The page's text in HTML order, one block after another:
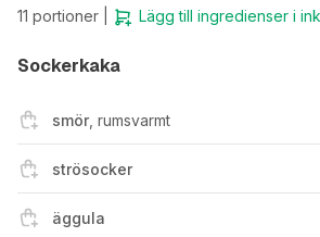
11 portioner | Lägg till ingredienser i
Sockerkaka
smör rumsvarmt
strösocker
äggula